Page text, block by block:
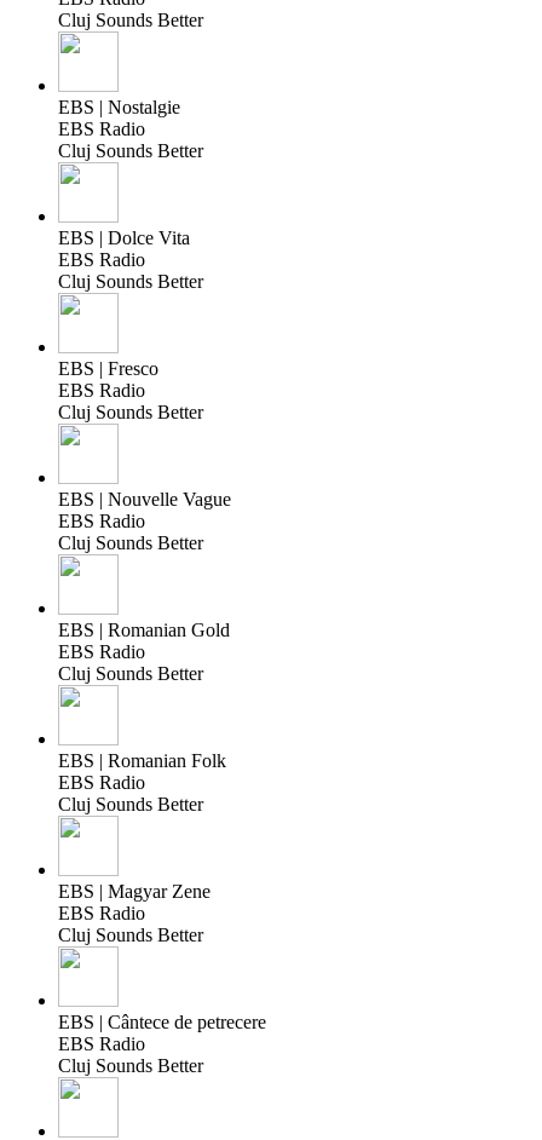
Cluj Sounds Better
EBS | Nostalgie
EBS Radio
Cluj Sounds Better
EBS | Dolce Vita
EBS Radio
Cluj Sounds Better
EBS | Fresco
EBS Radio
Cluj Sounds Better
EBS | Nouvelle Vague
EBS Radio
Cluj Sounds Better
EBS | Romanian Gold
EBS Radio
Cluj Sounds Better
EBS | Romanian Folk
EBS Radio
Cluj Sounds Better
EBS | Magyar Zene
EBS Radio
Cluj Sounds Better
EBS | Cântece de petrecere
EBS Radio
Cluj Sounds Better